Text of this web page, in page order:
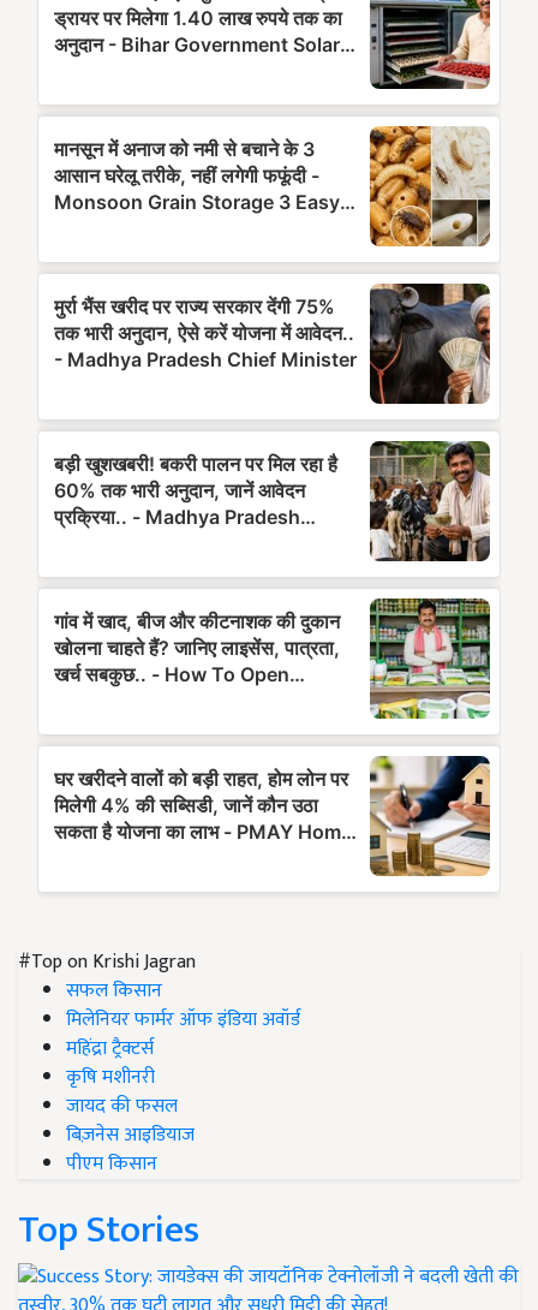
#Top on Krishi Jagran
सफल किसान
मिलेनियर फार्मर ऑफ इंडिया अवॉर्ड
महिंद्रा ट्रैक्टर्स
कृषि मशीनरी
जायद की फसल
बिज़नेस आइडियाज
पीएम किसान
Top Stories